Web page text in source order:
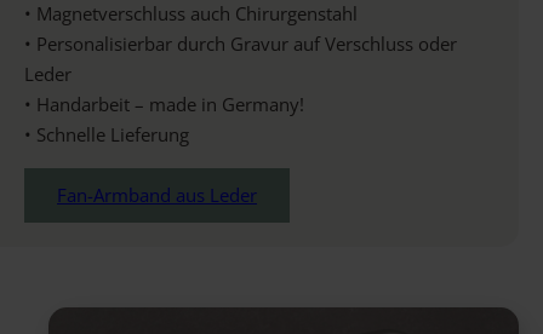
• Magnetverschluss auch Chirurgenstahl
• Personalisierbar durch Gravur auf Verschluss oder
Leder
• Handarbeit – made in Germany!
• Schnelle Lieferung
Fan-Armband aus Leder